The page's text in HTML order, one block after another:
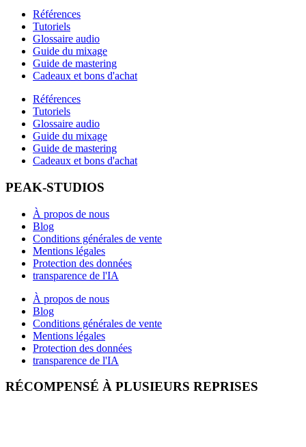
Références
Tutoriels
Glossaire audio
Guide du mixage
Guide de mastering
Cadeaux et bons d'achat
Références
Tutoriels
Glossaire audio
Guide du mixage
Guide de mastering
Cadeaux et bons d'achat
PEAK-STUDIOS
À propos de nous
Blog
Conditions générales de vente
Mentions légales
Protection des données
transparence de l'IA
À propos de nous
Blog
Conditions générales de vente
Mentions légales
Protection des données
transparence de l'IA
RÉCOMPENSÉ À PLUSIEURS REPRISES